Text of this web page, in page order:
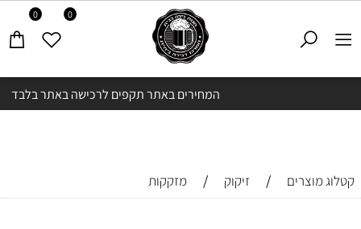
המחירים באתר תקפים לרכישה באתר בלבד
0 0
קטלוג מוצרים / זיקוק / מזקקות